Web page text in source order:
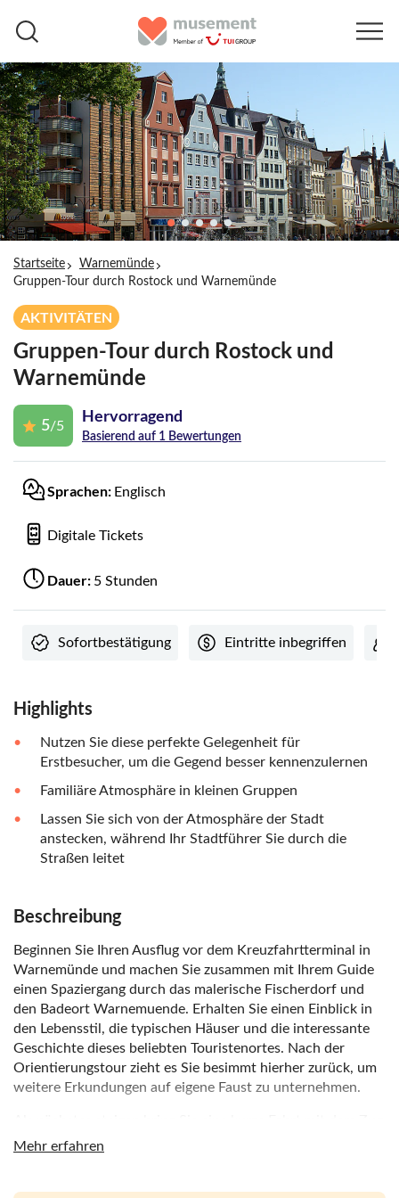
Startseite
Warnemünde
Gruppen-Tour durch Rostock und Warnemünde
AKTIVITÄTEN
Gruppen-Tour durch Rostock und
Warnemünde
5/5
Hervorragend
Basierend auf 1 Bewertungen
Sprachen: Englisch
Digitale Tickets
Dauer: 5 Stunden
Sofortbestätigung Eintritte inbegriffen
Highlights
Nutzen Sie diese perfekte Gelegenheit für
Erstbesucher, um die Gegend besser kennenzulernen
Familiäre Atmosphäre in kleinen Gruppen
Lassen Sie sich von der Atmosphäre der Stadt
anstecken, während Ihr Stadtführer Sie durch die
Straßen leitet
Beschreibung
Beginnen Sie Ihren Ausflug vor dem Kreuzfahrtterminal in
Warnemünde und machen Sie zusammen mit Ihrem Guide
einen Spaziergang durch das malerische Fischerdorf und
den Badeort Warnemuende. Erhalten Sie einen Einblick in
den Lebensstil, die typischen Häuser und die interessante
Geschichte dieses beliebten Touristenortes. Nach der
Orientierungstour zieht es Sie besimmt hierher zurück, um
weitere Erkundungen auf eigene Faust zu unternehmen.
und der Straßenbahn nach Rostock. Dort erkunden Sie mit
Mehr erfahren